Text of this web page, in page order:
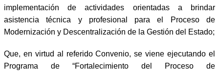
implementación de actividades orientadas a brindar
asistencia técnica y profesional para el Proceso de
Modernización y Descentralización de la Gestión del Estado;
Que, en virtud al referido Convenio, se viene ejecutando el
Programa de “Fortalecimiento del Proceso de